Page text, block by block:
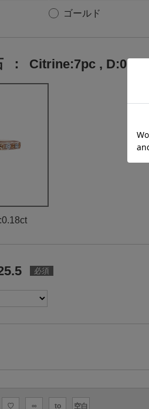
ゴールド
： Citrine:7pc , D:0.18ct
♡ ∞ to 空白